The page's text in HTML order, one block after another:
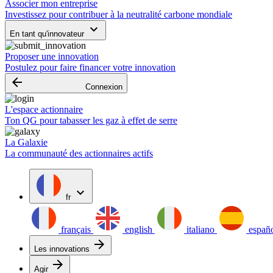
Associer mon entreprise
Investissez pour contribuer à la neutralité carbone mondiale
En tant qu'innovateur keyboard_arrow_down
Proposer une innovation
Postulez pour faire financer votre innovation
arrow_backward Connexion
L'espace actionnaire
Ton QG pour tabasser les gaz à effet de serre
La Galaxie
La communauté des actionnaires actifs
fr expand_more
français english italiano
Les innovations arrow_forward
Agir arrow_forward